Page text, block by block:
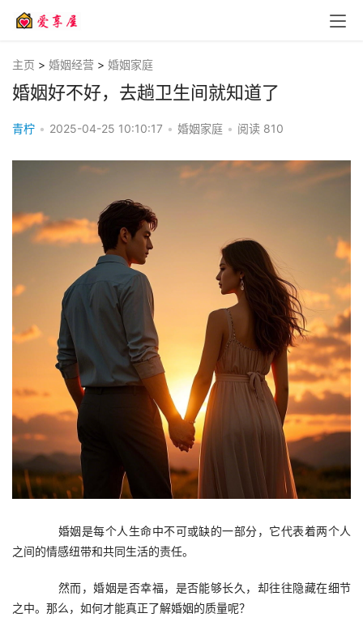
主页 > 婚姻经营 > 婚姻家庭
婚姻好不好，去趟卫生间就知道了
青柠 • 2025-04-25 10:10:17 • 婚姻家庭 • 阅读 810
婚姻是每个人生命中不可或缺的一部分，它代表着两个人
之间的情感纽带和共同生活的责任。
然而，婚姻是否幸福，是否能够长久，却往往隐藏在细节
之中。那么，如何才能真正了解婚姻的质量呢？